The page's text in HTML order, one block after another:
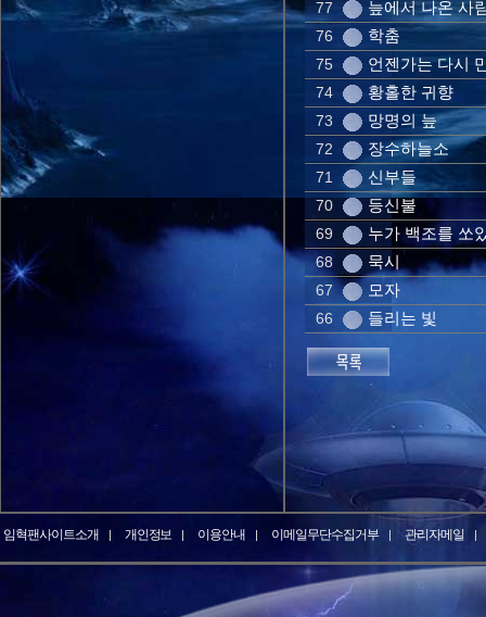
77 늪에서 나온 사
76 학춤
75 언젠가는 다시
74 황홀한 귀향
73 망명의 늪
72 장수하늘소
71 신부들
70 등신불
69 누가 백조를 쏘
68 묵시
67 모자
66 들리는 빛
임혁팬사이트소개 개인정보 이용안내 이메일무단수집거부 관리자메일